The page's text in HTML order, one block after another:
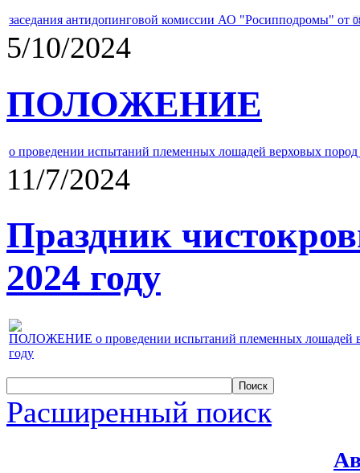
заседания антидопинговой комиссии АО "Росипподромы" от
5/10/2024
ПОЛОЖЕНИЕ
о проведении испытаний племенных лошадей верховых
11/7/2024
Праздник
2024 году
ПОЛОЖЕНИЕ о проведении испытаний племенных лошадей
году
Расширенный поиск